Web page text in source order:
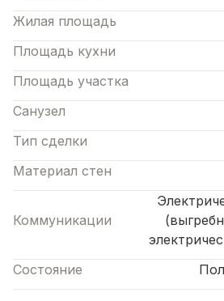
Жилая площадь
Площадь кухни
Площадь участка
Санузел
Тип сделки
Материал стен
Коммуникации
Состояние